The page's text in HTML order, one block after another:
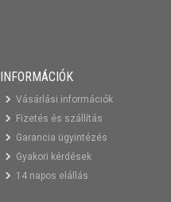
INFORMÁCIÓK
Vásárlási információk
Fizetés és szállítás
Garancia ügyintézés
Gyakori kérdések
14 napos elállás